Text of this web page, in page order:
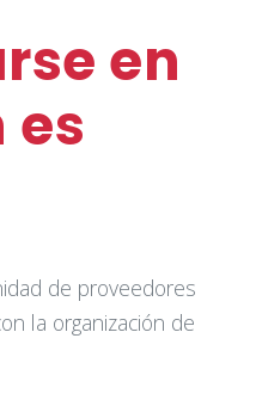
en
es
de proveedores
la organización de